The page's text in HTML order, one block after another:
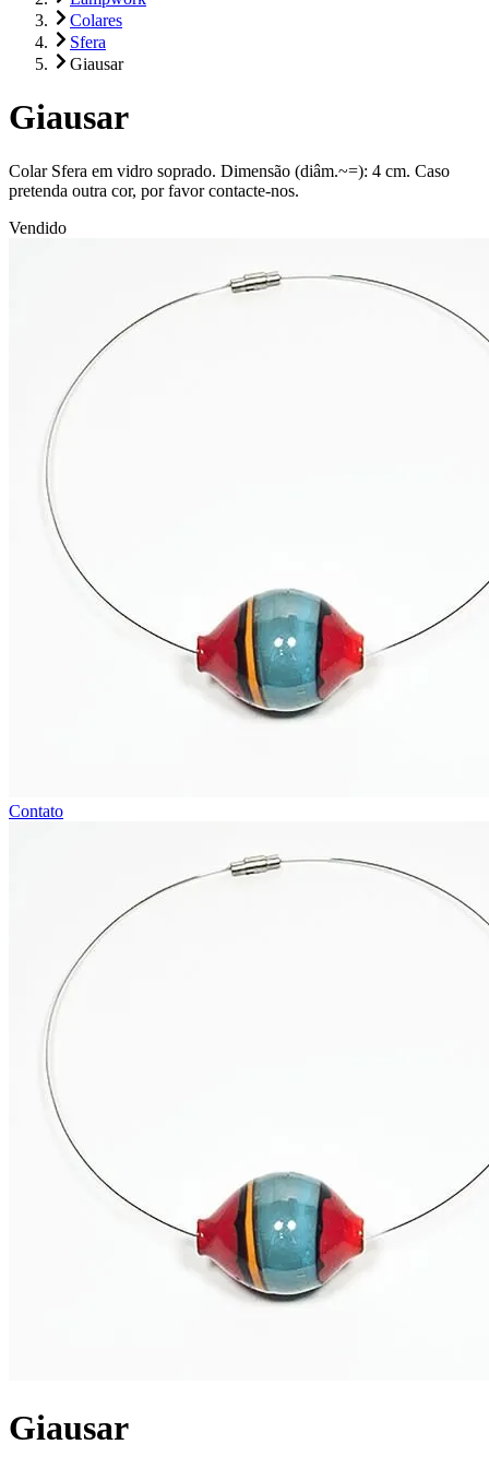
Colares
Sfera
Giausar
Giausar
Colar Sfera em vidro soprado. Dimensão (diâm.~=): 4 cm. Caso
pretenda outra cor, por favor contacte-nos.
Vendido
Contato
Giausar